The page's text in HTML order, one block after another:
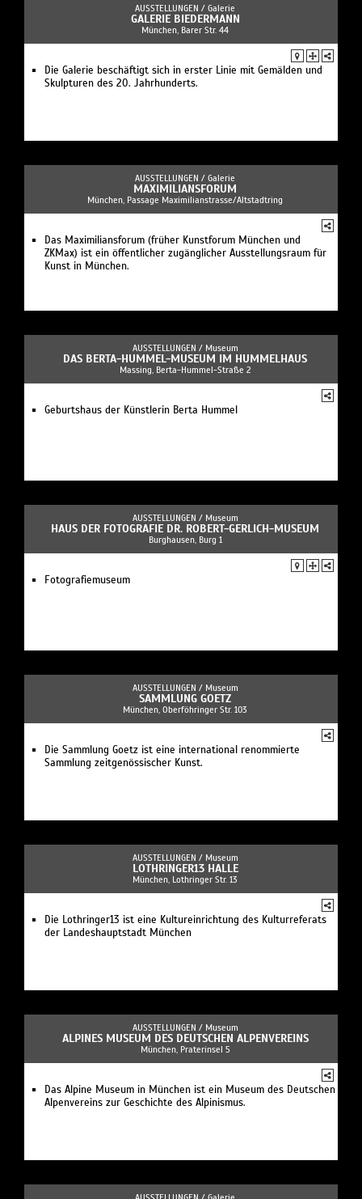
AUSSTELLUNGEN / Galerie
GALERIE BIEDERMANN
München, Barer Str. 44
Die Galerie beschäftigt sich in erster Linie mit Gemälden und
Skulpturen des 20. Jahrhunderts.
AUSSTELLUNGEN / Galerie
MAXIMILIANSFORUM
München, Passage Maximilianstrasse/Altstadtring
Das Maximiliansforum (früher Kunstforum München und
ZKMax) ist ein öffentlicher zugänglicher Ausstellungsraum für
Kunst in München.
AUSSTELLUNGEN / Museum
DAS BERTA-HUMMEL-MUSEUM IM HUMMELHAUS
Massing, Berta-Hummel-Straße 2
Geburtshaus der Künstlerin Berta Hummel
AUSSTELLUNGEN / Museum
HAUS DER FOTOGRAFIE DR. ROBERT-GERLICH-MUSEUM
Burghausen, Burg 1
Fotografiemuseum
AUSSTELLUNGEN / Museum
SAMMLUNG GOETZ
München, Oberföhringer Str. 103
Die Sammlung Goetz ist eine international renommierte
Sammlung zeitgenössischer Kunst.
AUSSTELLUNGEN / Museum
LOTHRINGER13 HALLE
München, Lothringer Str. 13
Die Lothringer13 ist eine Kultureinrichtung des Kulturreferats
der Landeshauptstadt München
AUSSTELLUNGEN / Museum
ALPINES MUSEUM DES DEUTSCHEN ALPENVEREINS
München, Praterinsel 5
Das Alpine Museum in München ist ein Museum des Deutschen
Alpenvereins zur Geschichte des Alpinismus.